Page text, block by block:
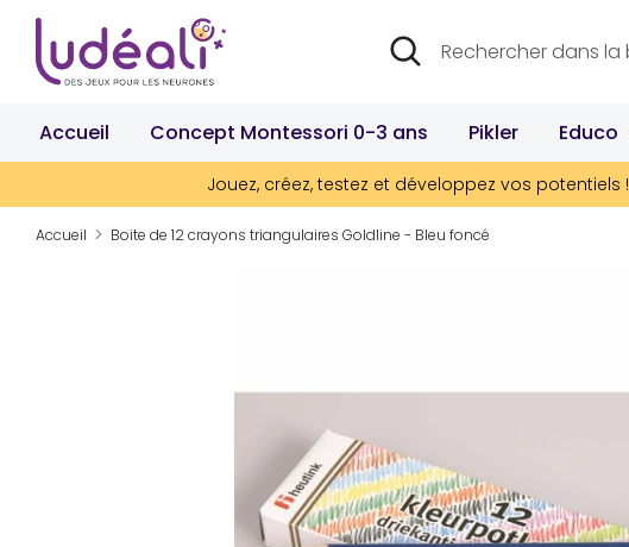
Passer
contenu
Recherche
Rechercher
dans
boutique
Accueil Concept Montessori 0-3 ans Pikler Educo
Jouez, créez, testez et développez vos potentiels !
Accueil Boite de 12 crayons triangulaires Goldline - Bleu foncé